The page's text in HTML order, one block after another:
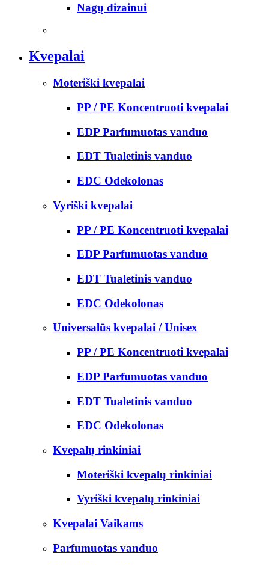
Nagų dizainui
Kvepalai
Moteriški kvepalai
PP / PE Koncentruoti kvepalai
EDP Parfumuotas vanduo
EDT Tualetinis vanduo
EDC Odekolonas
Vyriški kvepalai
PP / PE Koncentruoti kvepalai
EDP Parfumuotas vanduo
EDT Tualetinis vanduo
EDC Odekolonas
Universalūs kvepalai / Unisex
PP / PE Koncentruoti kvepalai
EDP Parfumuotas vanduo
EDT Tualetinis vanduo
EDC Odekolonas
Kvepalų rinkiniai
Moteriški kvepalų rinkiniai
Vyriški kvepalų rinkiniai
Kvepalai Vaikams
Parfumuotas vanduo